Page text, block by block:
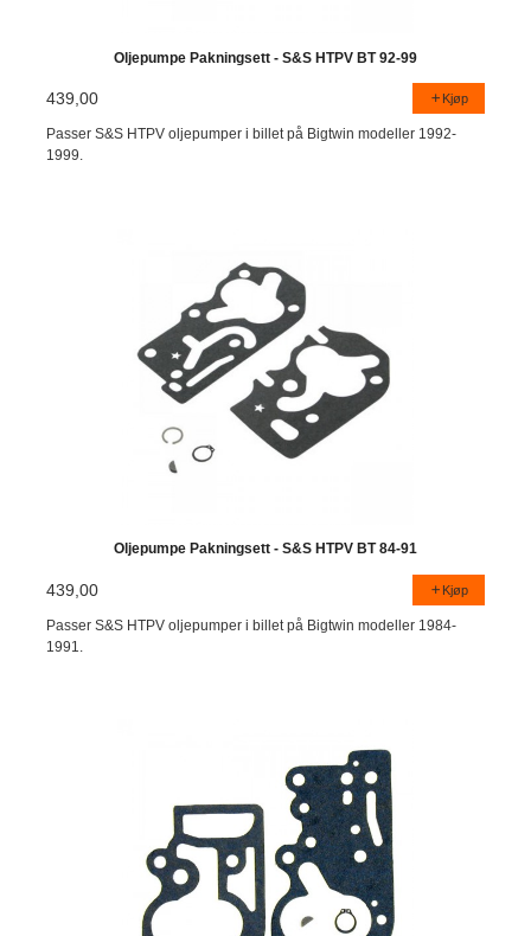
Oljepumpe Pakningsett - S&S HTPV BT 92-99
439,00 Kjøp
Passer S&S HTPV oljepumper i billet på Bigtwin modeller 1992-
1999.
Oljepumpe Pakningsett - S&S HTPV BT 84-91
439,00 Kjøp
Passer S&S HTPV oljepumper i billet på Bigtwin modeller 1984-
1991.